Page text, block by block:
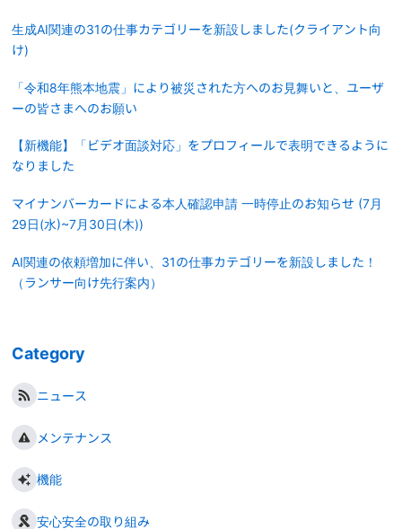
生成AI関連の31の仕事カテゴリーを新設しました(クライアント向
け)
「令和8年熊本地震」により被災された方へのお見舞いと、ユーザ
ーの皆さまへのお願い
【新機能】「ビデオ面談対応」をプロフィールで表明できるように
なりました
マイナンバーカードによる本人確認申請 一時停止のお知らせ (7月
29日(水)~7月30日(木))
AI関連の依頼増加に伴い、31の仕事カテゴリーを新設しました！
（ランサー向け先行案内）
Category
ニュース
メンテナンス
機能
安心安全の取り組み